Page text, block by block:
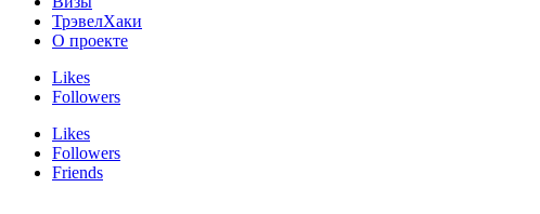
ТрэвелХаки
О проекте
Likes
Followers
Likes
Followers
Friends